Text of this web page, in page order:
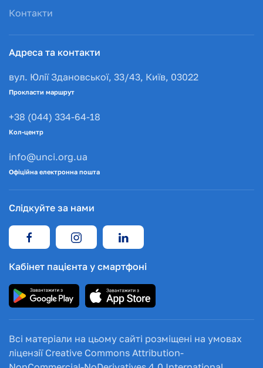
Контакти
Адреса та контакти
вул. Юлії Здановської, 33/43, Київ, 03022
Прокласти маршрут
+38 (044) 334-64-18
Кол-центр
info@unci.org.ua
Офіційна електронна пошта
Слідкуйте за нами
Кабінет пацієнта у смартфоні
Всі матеріали на цьому сайті розміщені на умовах
ліцензії Creative Commons Attribution-